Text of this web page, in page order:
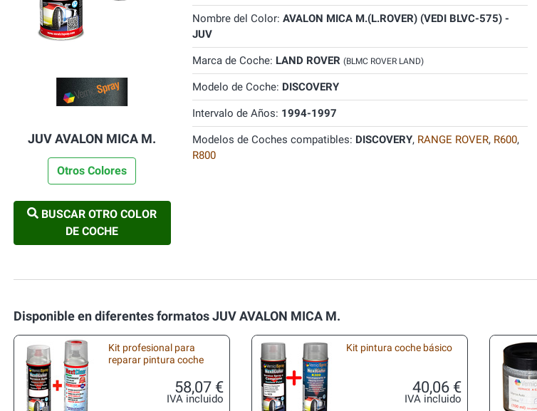
JUV AVALON MICA M.
Otros Colores
BUSCAR OTRO COLOR
DE COCHE
Nombre del Color: AVALON MICA M.(L.ROVER) (VEDI BLVC-575) -
JUV
Marca de Coche: LAND ROVER (BLMC ROVER LAND)
Modelo de Coche: DISCOVERY
Intervalo de Años: 1994-1997
Modelos de Coches compatibles: DISCOVERY, RANGE ROVER, R600,
R800
Disponible en diferentes formatos JUV AVALON MICA M.
Kit profesional para
reparar pintura coche
58,07 €
IVA incluido
Kit pintura coche básico
40,06 €
IVA incluido